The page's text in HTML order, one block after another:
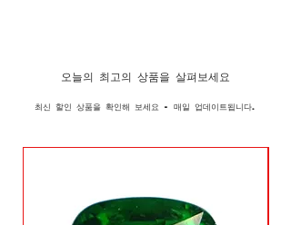
오늘의 최고의 상품을 살펴보세요
최신 할인 상품을 확인해 보세요 - 매일 업데이트됩니다.